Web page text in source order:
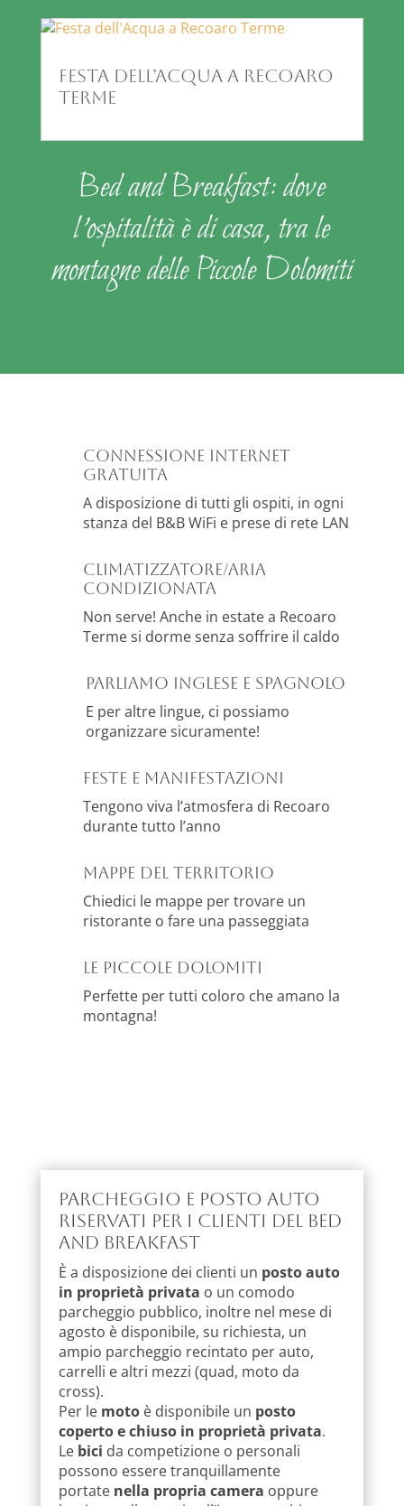
Festa dell’Acqua a Recoaro
Terme
Bed and Breakfast: dove
l’ospitalità è di casa, tra le
montagne delle Piccole Dolomiti
Connessione Internet
gratuita
A disposizione di tutti gli ospiti, in ogni
stanza del B&B WiFi e prese di rete LAN
Climatizzatore/Aria
condizionata
Non serve! Anche in estate a Recoaro
Terme si dorme senza soffrire il caldo
Parliamo inglese e spagnolo
E per altre lingue, ci possiamo
organizzare sicuramente!
Feste e manifestazioni
Tengono viva l’atmosfera di Recoaro
durante tutto l’anno
MAPPE DEL TERRITORIO
Chiedici le mappe per trovare un
ristorante o fare una passeggiata
Le Piccole Dolomiti
Perfette per tutti coloro che amano la
montagna!
Parcheggio e posto auto
riservati per i clienti del Bed
and Breakfast
È a disposizione dei clienti un posto auto
in proprietà privata o un comodo
parcheggio pubblico, inoltre nel mese di
agosto è disponibile, su richiesta, un
ampio parcheggio recintato per auto,
carrelli e altri mezzi (quad, moto da
cross).
Per le motoè disponibile un posto
coperto e chiuso in proprietà privata.
Le bici da competizione o personali
possono essere tranquillamente
portate nella propria camera oppure